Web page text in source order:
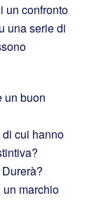
un confronto
una serie di
un buon
di cui hanno
un marchio